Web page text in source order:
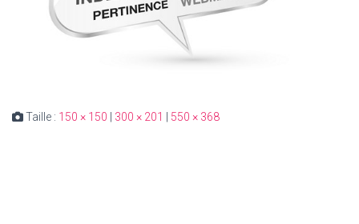
Taille : 150 × 150 300 × 201 550 × 368